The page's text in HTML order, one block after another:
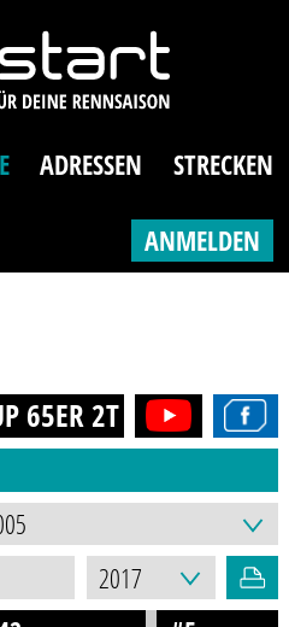
ADRESSEN STRECKEN
ANMELDEN
65ER 2T (8-12J.) 2017